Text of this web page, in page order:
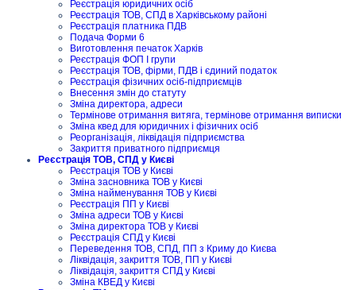
Реєстрація юридичних осіб
Реєстрація ТОВ, СПД в Харківському районі
Реєстрація платника ПДВ
Подача Форми 6
Виготовлення печаток Харків
Реєстрація ФОП I групи
Реєстрація ТОВ, фірми, ПДВ і єдиний податок
Реєстрація фізичних осіб-підприємців
Внесення змін до статуту
Зміна директора, адреси
Термінове отримання витяга, термінове отримання виписки
Зміна квед для юридичних і фізичних осіб
Реорганізація, ліквідація підприємства
Закриття приватного підприємця
Реєстрація ТОВ, СПД у Києві
Реєстрація ТОВ у Києві
Зміна засновника ТОВ у Києві
Зміна найменування ТОВ у Києві
Реєстрація ПП у Києві
Зміна адреси ТОВ у Києві
Зміна директора ТОВ у Києві
Реєстрація СПД у Києві
Переведення ТОВ, СПД, ПП з Криму до Києва
Ліквідація, закриття ТОВ, ПП у Києві
Ліквідація, закриття СПД у Києві
Зміна КВЕД у Києві